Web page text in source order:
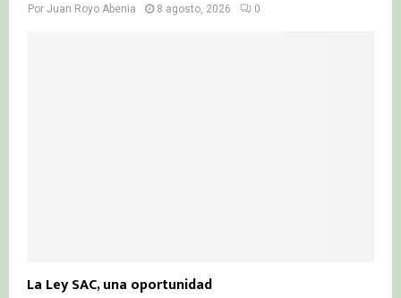
Por Juan Royo Abenia 8 agosto, 2026 0
La Ley SAC, una oportunidad